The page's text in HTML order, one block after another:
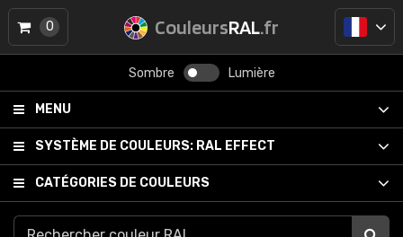
CouleursRAL.fr
Sombre Lumière
MENU
SYSTÈME DE COULEURS: RAL EFFECT
CATÉGORIES DE COULEURS
0